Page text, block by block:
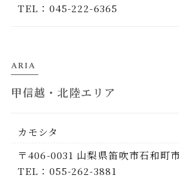
TEL：045-222-6365
ARIA
甲信越・北陸エリア
カモシタ
〒406-0031 山梨県笛吹市石和町
TEL：055-262-3881